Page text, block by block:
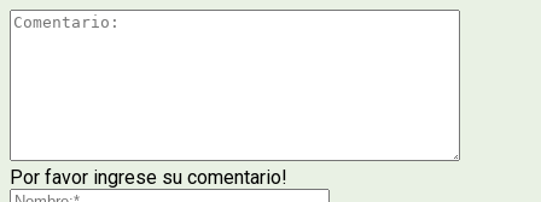
Por favor ingrese su comentario!